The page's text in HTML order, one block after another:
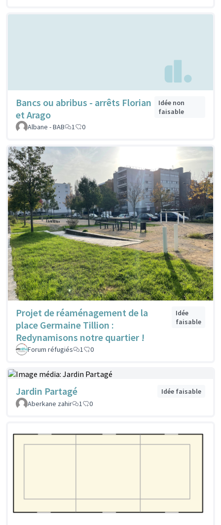
Bancs ou abribus - arrêts Florian
et Arago
Idée non
faisable
Albane - BAB
1 0
Projet de réaménagement de la
place Germaine Tillion :
Redynamisons notre quartier !
Idée
faisable
Forum réfugiés 1 0
Jardin Partagé
Idée faisable
Aberkane zahir
1 0